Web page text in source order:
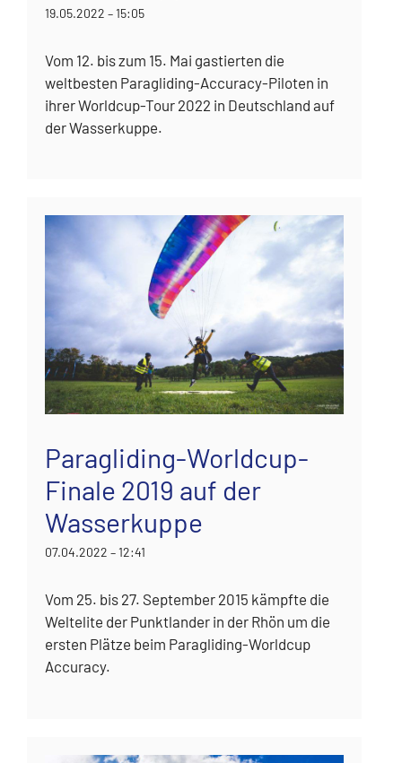
19.05.2022 – 15:05
Vom 12. bis zum 15. Mai gastierten die
weltbesten Paragliding-Accuracy-Piloten in
ihrer Worldcup-Tour 2022 in Deutschland auf
der Wasserkuppe.
Paragliding-Worldcup-
Finale 2019 auf der
Wasserkuppe
07.04.2022 – 12:41
Vom 25. bis 27. September 2015 kämpfte die
Weltelite der Punktlander in der Rhön um die
ersten Plätze beim Paragliding-Worldcup
Accuracy.